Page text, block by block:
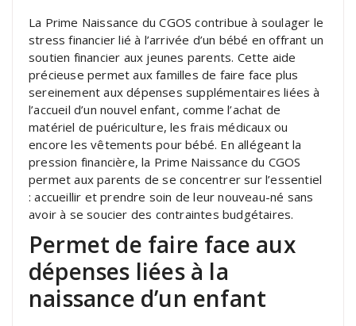
La Prime Naissance du CGOS contribue à soulager le
stress financier lié à l’arrivée d’un bébé en offrant un
soutien financier aux jeunes parents. Cette aide
précieuse permet aux familles de faire face plus
sereinement aux dépenses supplémentaires liées à
l’accueil d’un nouvel enfant, comme l’achat de
matériel de puériculture, les frais médicaux ou
encore les vêtements pour bébé. En allégeant la
pression financière, la Prime Naissance du CGOS
permet aux parents de se concentrer sur l’essentiel
: accueillir et prendre soin de leur nouveau-né sans
avoir à se soucier des contraintes budgétaires.
Permet de faire face aux
dépenses liées à la
naissance d’un enfant